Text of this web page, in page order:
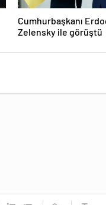
Cumhurbaşkanı
Zelensky ile görüştü